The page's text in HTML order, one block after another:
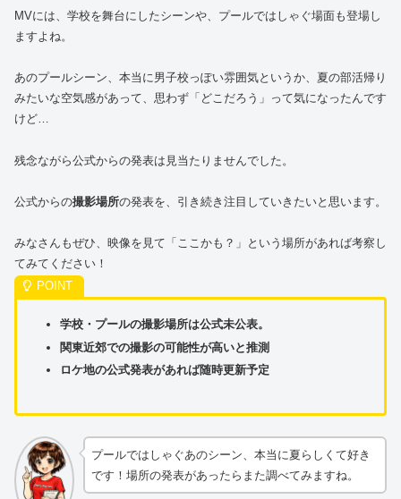
MVには、学校を舞台にしたシーンや、プールではしゃぐ場面も登場し
ますよね。
あのプールシーン、本当に男子校っぽい雰囲気というか、夏の部活帰り
みたいな空気感があって、思わず「どこだろう」って気になったんです
けど…
残念ながら公式からの発表は見当たりませんでした。
公式からの撮影場所の発表を、引き続き注目していきたいと思います。
みなさんもぜひ、映像を見て「ここかも？」という場所があれば考察し
てみてください！
学校・プールの撮影場所は公式未公表。
関東近郊での撮影の可能性が高いと推測
ロケ地の公式発表があれば随時更新予定
プールではしゃぐあのシーン、本当に夏らしくて好き
です！場所の発表があったらまた調べてみますね。